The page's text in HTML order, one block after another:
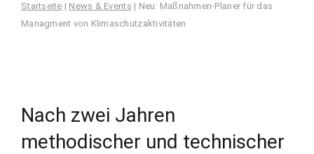
Startseite | News & Events | Neu: Maßnahmen-Planer für das
Managment von Klimaschutzaktivitäten
Nach zwei Jahren
methodischer und technischer